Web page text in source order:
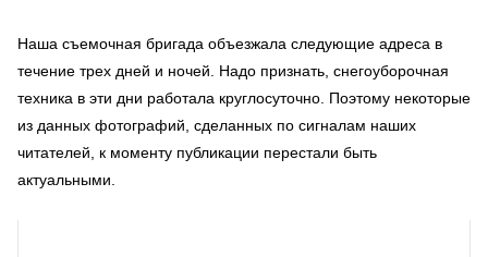
Наша съемочная бригада объезжала следующие адреса в
течение трех дней и ночей. Надо признать, снегоуборочная
техника в эти дни работала круглосуточно. Поэтому некоторые
из данных фотографий, сделанных по сигналам наших
читателей, к моменту публикации перестали быть
актуальными.